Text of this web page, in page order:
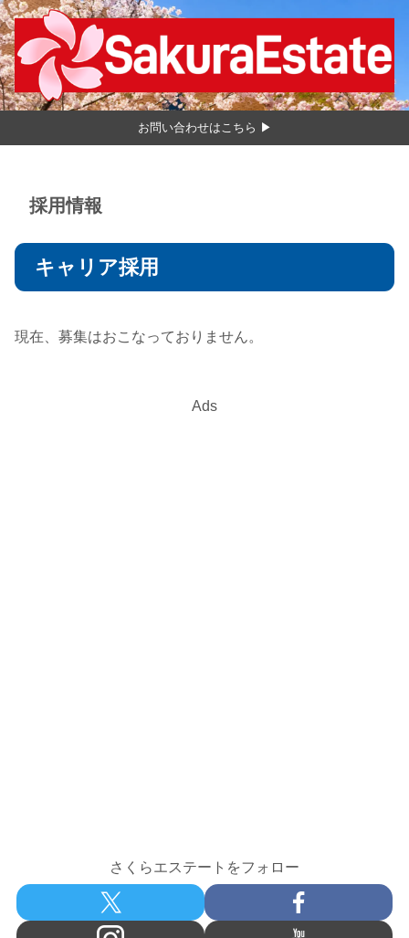
お問い合わせはこちら ▶
採用情報
キャリア採用
現在、募集はおこなっておりません。
Ads
さくらエステートをフォロー